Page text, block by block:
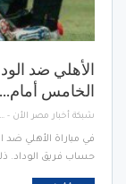
الأهلي ضد
الخامس أمام…
شبكة أخبار مصر الأن - Egypt News Network Now
في مباراة الأهلي ضد
حساب فريق الوداد.